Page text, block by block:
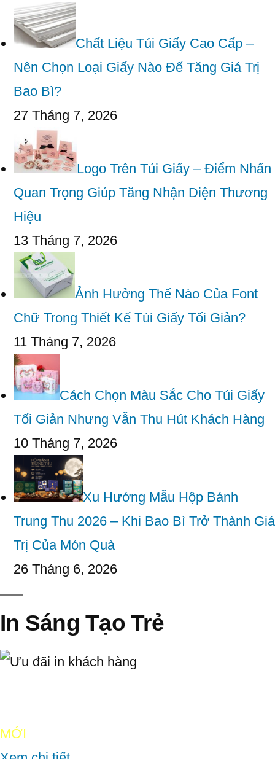
Chất Liệu Túi Giấy Cao Cấp –
Nên Chọn Loại Giấy Nào Để Tăng Giá Trị
Bao Bì?
27 Tháng 7, 2026
Logo Trên Túi Giấy – Điểm Nhấn
Quan Trọng Giúp Tăng Nhận Diện Thương
Hiệu
13 Tháng 7, 2026
Ảnh Hưởng Thế Nào Của Font
Chữ Trong Thiết Kế Túi Giấy Tối Giản?
11 Tháng 7, 2026
Cách Chọn Màu Sắc Cho Túi Giấy
Tối Giản Nhưng Vẫn Thu Hút Khách Hàng
10 Tháng 7, 2026
Xu Hướng Mẫu Hộp Bánh
Trung Thu 2026 – Khi Bao Bì Trở Thành Giá
Trị Của Món Quà
26 Tháng 6, 2026
In Sáng Tạo Trẻ
MỚI